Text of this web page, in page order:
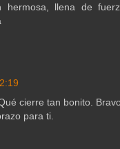
hermosa, llena de
cierre tan bonito.
para ti.